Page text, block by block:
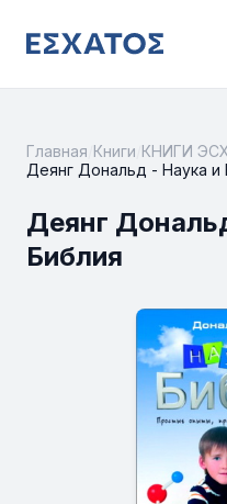
Главная Книги КНИГИ
Деянг Дональд - Наука и
Деянг
Библия